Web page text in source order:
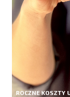
ROCZNE KOSZTY